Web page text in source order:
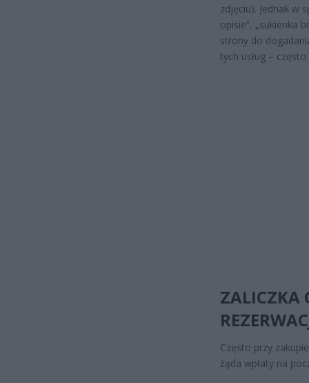
zdjęciu). Jednak w
opisie”, „sukienka
strony do
tych usług –
ZALICZKA
Często przy
żąda wpłaty na